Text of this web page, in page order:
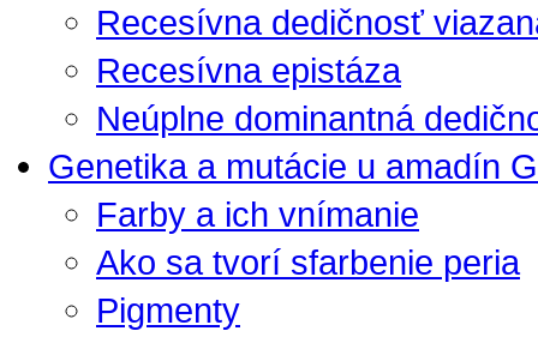
Recesívna dedičnosť
Recesívna epistáza
Neúplne dominantná
Genetika a mutácie u amadín
Farby a ich vnímanie
Ako sa tvorí sfarbenie peria
Pigmenty